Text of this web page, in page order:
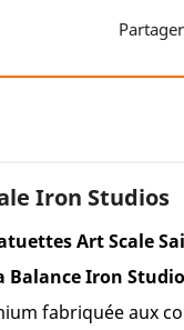
Partager
Iron Studios
Art Scale
Balance Iron
fabriquée aux